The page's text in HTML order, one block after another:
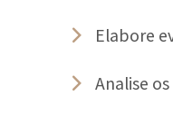
Elabore
Analise